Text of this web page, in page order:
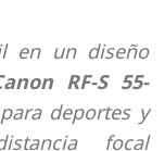
en un diseño
RF-S 55-
deportes y
focal